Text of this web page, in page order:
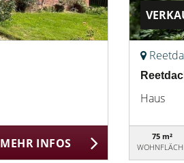
MEHR INFOS
Haus
75 m²